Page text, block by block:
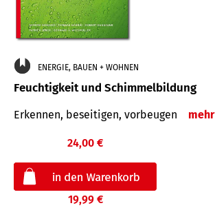
ENERGIE, BAUEN + WOHNEN
Feuchtigkeit und Schimmelbildung
Erkennen, beseitigen, vorbeugen mehr
24,00 €
19,99 €